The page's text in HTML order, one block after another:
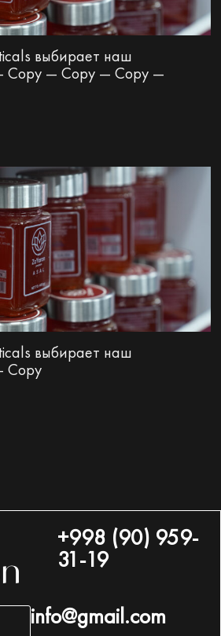
выбирает наш
— Copy — Copy —
выбирает наш
Copy
+998 (90) 959-
31-19
info@gmail.com